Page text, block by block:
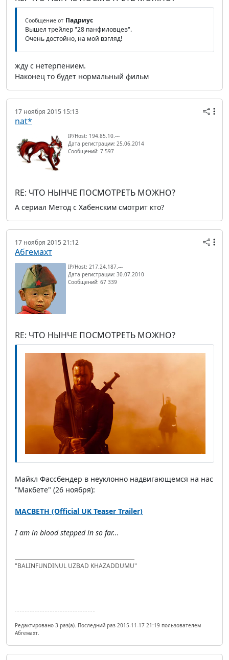
Сообщение от Падриус
Вышел трейлер "28 панфиловцев".
Очень достойно, на мой взгляд!
жду с нетерпением.
Наконец то будет нормальный фильм
17 ноября 2015 15:13
nat*
IP/Host: 194.85.10.---
Дата регистрации: 25.06.2014
Сообщений: 7 597
RE: ЧТО НЫНЧЕ ПОСМОТРЕТЬ МОЖНО?
А сериал Метод с Хабенским смотрит кто?
17 ноября 2015 21:12
Абгемахт
IP/Host: 217.24.187.---
Дата регистрации: 30.07.2010
Сообщений: 67 339
RE: ЧТО НЫНЧЕ ПОСМОТРЕТЬ МОЖНО?
Майкл Фассбендер в неуклонно надвигающемся на нас
"Макбете" (26 ноября):
MACBETH (Official UK Teaser Trailer)
I am in blood stepped in so far...
"BALINFUNDINUL UZBAD KHAZADDUMU"
Редактировано 3 раз(а). Последний раз 2015-11-17 21:19 пользователем
Абгемахт.